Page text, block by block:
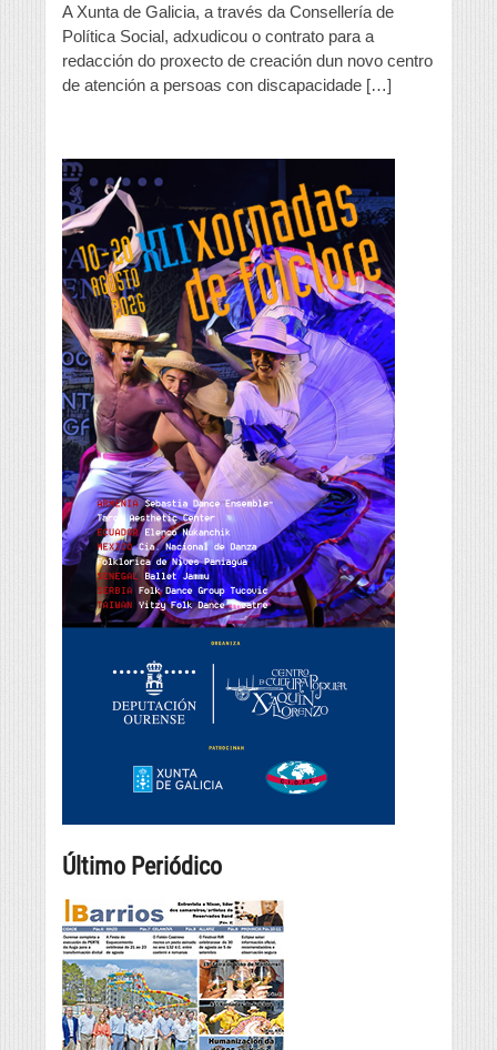
A Xunta de Galicia, a través da Consellería de
Política Social, adxudicou o contrato para a
redacción do proxecto de creación dun novo centro
de atención a persoas con discapacidade […]
Último Periódico